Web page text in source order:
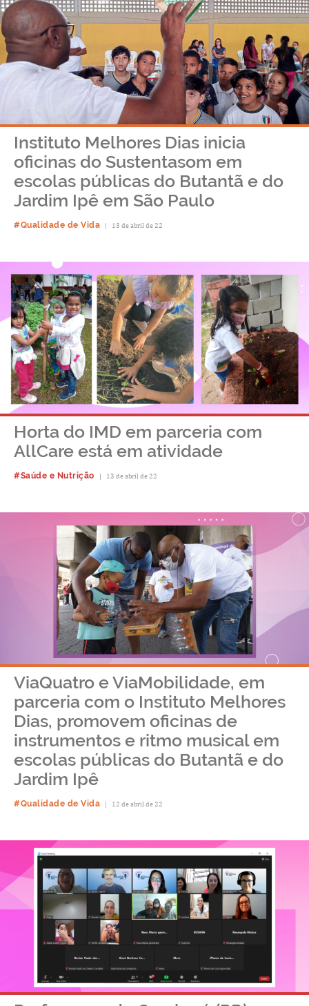
Instituto Melhores Dias inicia
oficinas do Sustentasom em
escolas públicas do Butantã e do
Jardim Ipê em São Paulo
#Qualidade de Vida | 13 de abril de 22
Horta do IMD em parceria com
AllCare está em atividade
#Saúde e Nutrição | 13 de abril de 22
ViaQuatro e ViaMobilidade, em
parceria com o Instituto Melhores
Dias, promovem oficinas de
instrumentos e ritmo musical em
escolas públicas do Butantã e do
Jardim Ipê
#Qualidade de Vida | 12 de abril de 22